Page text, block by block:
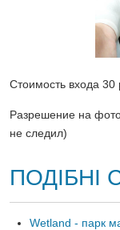
Стоимость входа 30
Разрешение на
не следил)
ПОДІБНІ
Wetland - парк